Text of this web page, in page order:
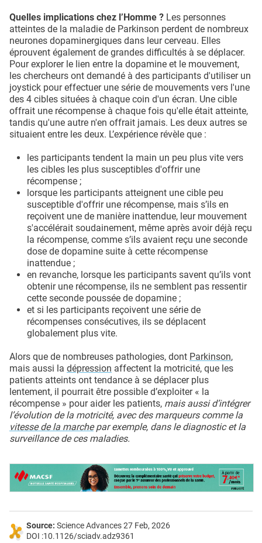
Quelles implications chez l’Homme ? Les personnes
atteintes de la maladie de Parkinson perdent de nombreux
neurones dopaminergiques dans leur cerveau. Elles
éprouvent également de grandes difficultés à se déplacer.
Pour explorer le lien entre la dopamine et le mouvement,
les chercheurs ont demandé à des participants d'utiliser un
joystick pour effectuer une série de mouvements vers l'une
des 4 cibles situées à chaque coin d'un écran. Une cible
offrait une récompense à chaque fois qu'elle était atteinte,
tandis qu'une autre n'en offrait jamais. Les deux autres se
situaient entre les deux. L’expérience révèle que :
les participants tendent la main un peu plus vite vers
les cibles les plus susceptibles d'offrir une
récompense ;
lorsque les participants atteignent une cible peu
susceptible d'offrir une récompense, mais s’ils en
reçoivent une de manière inattendue, leur mouvement
s'accélérait soudainement, même après avoir déjà reçu
la récompense, comme s’ils avaient reçu une seconde
dose de dopamine suite à cette récompense
inattendue ;
en revanche, lorsque les participants savent qu’ils vont
obtenir une récompense, ils ne semblent pas ressentir
cette seconde poussée de dopamine ;
et si les participants reçoivent une série de
récompenses consécutives, ils se déplacent
globalement plus vite.
Alors que de nombreuses pathologies, dont Parkinson,
mais aussi la dépression affectent la motricité, que les
patients atteints ont tendance à se déplacer plus
lentement, il pourrait être possible d’exploiter « la
récompense » pour aider les patients, mais aussi d’intégrer
l’évolution de la motricité, avec des marqueurs comme la
vitesse de la marchepar exemple, dans le diagnostic et la
surveillance de ces maladies.
Source: Science Advances 27 Feb, 2026
DOI :10.1126/sciadv.adz9361